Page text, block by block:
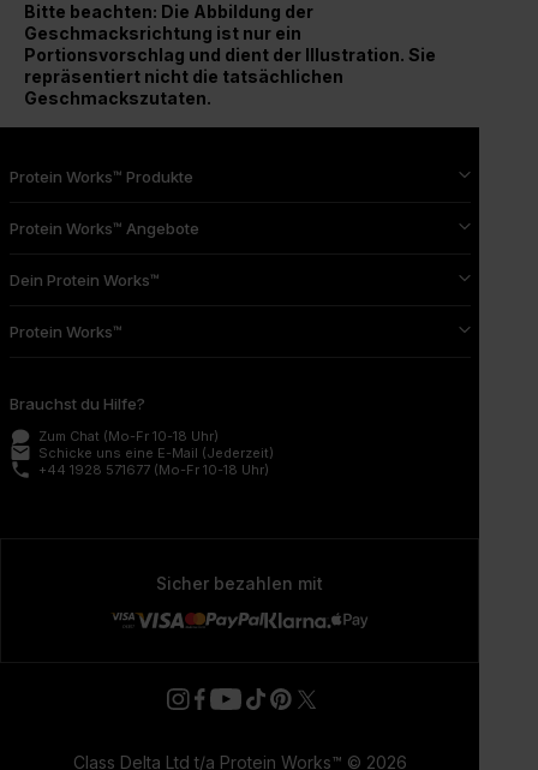
Bitte beachten: Die Abbildung der
Geschmacksrichtung ist nur ein
Portionsvorschlag und dient der Illustration. Sie
repräsentiert nicht die tatsächlichen
Geschmackszutaten.
Protein Works™ Produkte
Protein Works™ Angebote
Dein Protein Works™
Protein Works™
Brauchst du Hilfe?
Zum Chat (Mo-Fr 10-18 Uhr)
email Schicke uns eine E-Mail (Jederzeit)
phone +44 1928 571677 (Mo-Fr 10-18 Uhr)
Sicher bezahlen mit
Class Delta Ltd t/a Protein Works™ © 2026